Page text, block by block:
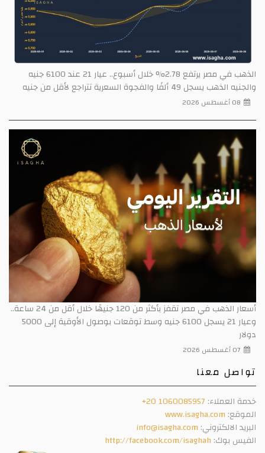
الذهب في مصر يرتفع 2.78% خلال أسبوع.. عيار 21 عند 6100 جنيه
والجنيه الذهب يسجل 49 ألفًا والفجوة السعرية تتراجع لأقل من جنيه
08 أغسطس 2026
أسعار الذهب في مصر تقفز بأكثر من 120 جنيهًا خلال أقل من 24 ساعة..
وعيار 21 يسجل 6100 جنيه وسط توقعات بوصول الأوقية إلى 5000
دولار
07 أغسطس 2026
تواصل معنا
خدمة العملاء: +20 1060085957
الموقع: www.isagha.com
البريد الالكتروني: info@isagha.com
الفيس بوك: http://facebook.com/isaghah